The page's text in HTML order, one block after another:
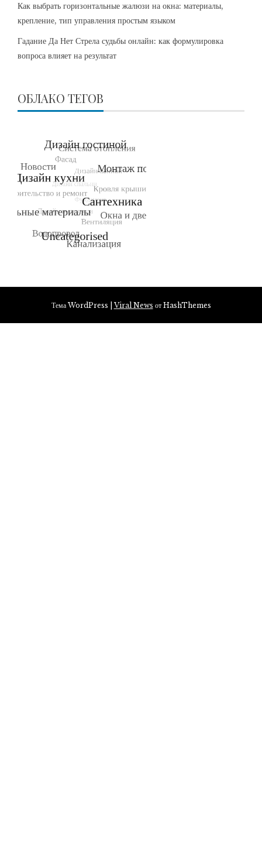
Как выбрать горизонтальные жалюзи на окна: материалы,
крепление, тип управления простым языком
Гадание Да Нет Стрела судьбы онлайн: как формулировка
вопроса влияет на результат
ОБЛАКО ТЕГОВ
Тема WordPress |Viral News от HashThemes